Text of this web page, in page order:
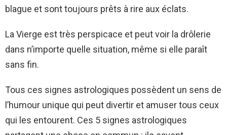
blague et sont toujours prêts à rire aux éclats.
La Vierge est très perspicace et peut voir la drôlerie
dans n’importe quelle situation, même si elle paraît
sans fin.
Tous ces signes astrologiques possèdent un sens de
l’humour unique qui peut divertir et amuser tous ceux
qui les entourent. Ces 5 signes astrologiques